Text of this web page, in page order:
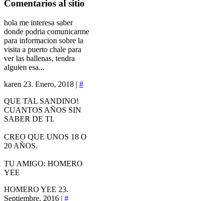
Comentarios al sitio
hola me interesa saber
donde podria comunicarme
para informacion sobre la
visita a puerto chale para
ver las ballenas, tendra
alguien esa...
karen 23. Enero, 2018 | #
QUE TAL SANDINO!
CUANTOS AÑOS SIN
SABER DE TI.
CREO QUE UNOS 18 O
20 AÑOS.
TU AMIGO: HOMERO
YEE
HOMERO YEE 23.
Septiembre, 2016 | #